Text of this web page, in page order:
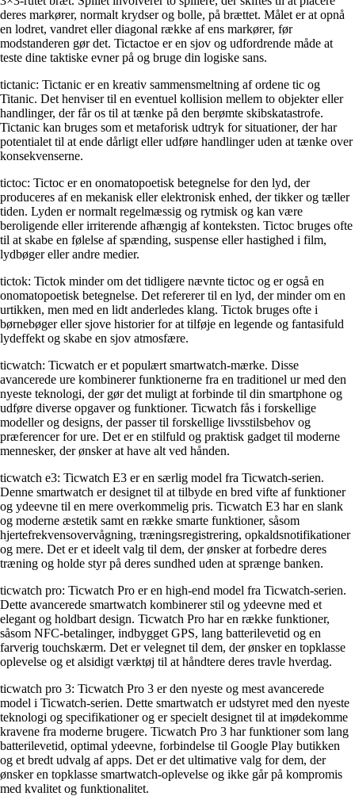
deres markører, normalt krydser og bolle, på brættet. Målet er at opnå
en lodret, vandret eller diagonal række af ens markører, før
modstanderen gør det. Tictactoe er en sjov og udfordrende måde at
teste dine taktiske evner på og bruge din logiske sans.
tictanic: Tictanic er en kreativ sammensmeltning af ordene tic og
Titanic. Det henviser til en eventuel kollision mellem to objekter eller
handlinger, der får os til at tænke på den berømte skibskatastrofe.
Tictanic kan bruges som et metaforisk udtryk for situationer, der har
potentialet til at ende dårligt eller udføre handlinger uden at tænke over
konsekvenserne.
tictoc: Tictoc er en onomatopoetisk betegnelse for den lyd, der
produceres af en mekanisk eller elektronisk enhed, der tikker og tæller
tiden. Lyden er normalt regelmæssig og rytmisk og kan være
beroligende eller irriterende afhængig af konteksten. Tictoc bruges ofte
til at skabe en følelse af spænding, suspense eller hastighed i film,
lydbøger eller andre medier.
tictok: Tictok minder om det tidligere nævnte tictoc og er også en
onomatopoetisk betegnelse. Det refererer til en lyd, der minder om en
urtikken, men med en lidt anderledes klang. Tictok bruges ofte i
børnebøger eller sjove historier for at tilføje en legende og fantasifuld
lydeffekt og skabe en sjov atmosfære.
ticwatch: Ticwatch er et populært smartwatch-mærke. Disse
avancerede ure kombinerer funktionerne fra en traditionel ur med den
nyeste teknologi, der gør det muligt at forbinde til din smartphone og
udføre diverse opgaver og funktioner. Ticwatch fås i forskellige
modeller og designs, der passer til forskellige livsstilsbehov og
præferencer for ure. Det er en stilfuld og praktisk gadget til moderne
mennesker, der ønsker at have alt ved hånden.
ticwatch e3: Ticwatch E3 er en særlig model fra Ticwatch-serien.
Denne smartwatch er designet til at tilbyde en bred vifte af funktioner
og ydeevne til en mere overkommelig pris. Ticwatch E3 har en slank
og moderne æstetik samt en række smarte funktioner, såsom
hjertefrekvensovervågning, træningsregistrering, opkaldsnotifikationer
og mere. Det er et ideelt valg til dem, der ønsker at forbedre deres
træning og holde styr på deres sundhed uden at sprænge banken.
ticwatch pro: Ticwatch Pro er en high-end model fra Ticwatch-serien.
Dette avancerede smartwatch kombinerer stil og ydeevne med et
elegant og holdbart design. Ticwatch Pro har en række funktioner,
såsom NFC-betalinger, indbygget GPS, lang batterilevetid og en
farverig touchskærm. Det er velegnet til dem, der ønsker en topklasse
oplevelse og et alsidigt værktøj til at håndtere deres travle hverdag.
ticwatch pro 3: Ticwatch Pro 3 er den nyeste og mest avancerede
model i Ticwatch-serien. Dette smartwatch er udstyret med den nyeste
teknologi og specifikationer og er specielt designet til at imødekomme
kravene fra moderne brugere. Ticwatch Pro 3 har funktioner som lang
batterilevetid, optimal ydeevne, forbindelse til Google Play butikken
og et bredt udvalg af apps. Det er det ultimative valg for dem, der
ønsker en topklasse smartwatch-oplevelse og ikke går på kompromis
med kvalitet og funktionalitet.